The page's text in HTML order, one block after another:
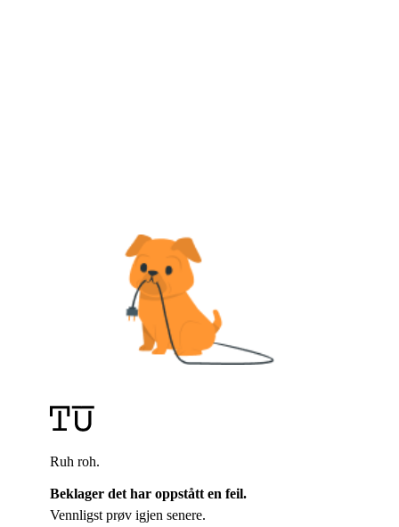
Ruh roh.
Beklager det har oppstått en feil.
Vennligst prøv igjen senere.